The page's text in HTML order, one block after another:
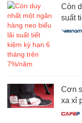
Còn
suất
Cơn
xa xỉ
điện